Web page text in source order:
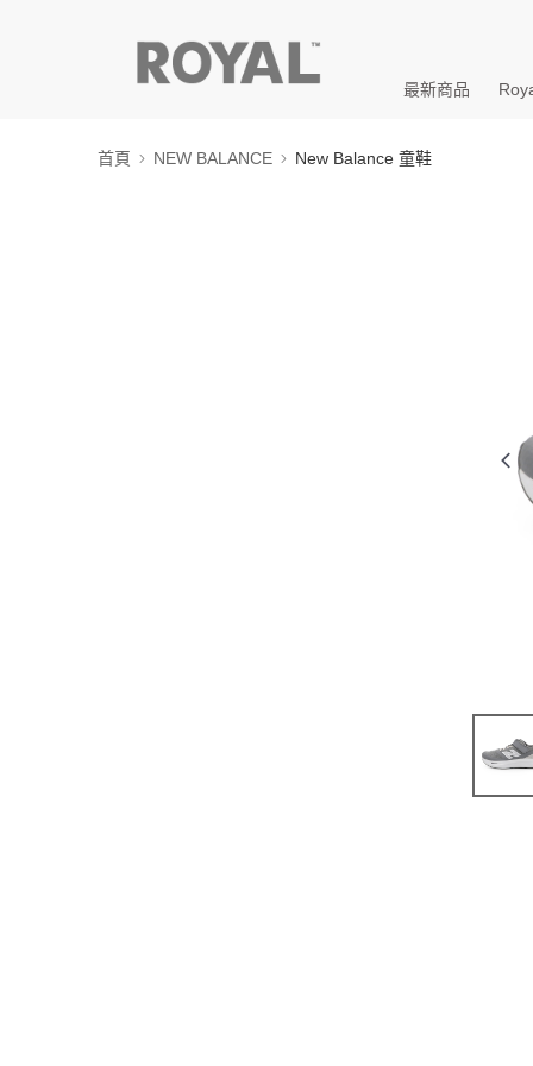
最新商品
首頁 NEW BALANCE New Balance 童鞋